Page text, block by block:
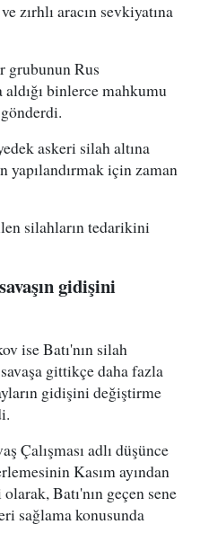
zırhlı aracın sevkiyatına
grubunun Rus
binlerce mahkumu
askeri silah altına
yapılandırmak için zaman
silahların tedarikini
gidişini
ise Batı'nın silah
gittikçe daha fazla
gidişini değiştirme
Çalışması adlı düşünce
Kasım ayından
Batı'nın geçen sene
sağlama konusunda